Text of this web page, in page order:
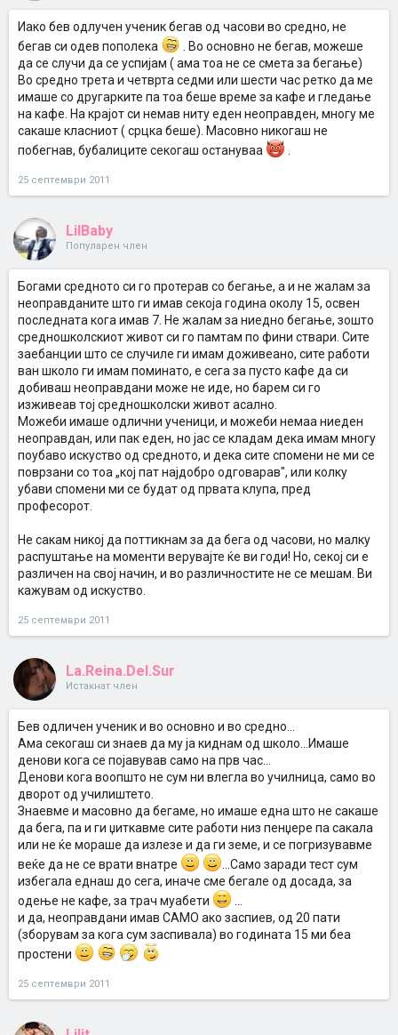
Иако бев одлучен ученик бегав од часови во средно, не
бегав си одев пополека
. Во основно не бегав, можеше
да се случи да се успијам ( ама тоа не се смета за бегање)
Во средно трета и четврта седми или шести час ретко да ме
имаше со другарките па тоа беше време за кафе и гледање
на кафе. На крајот си немав ниту еден неоправден, многу ме
сакаше класниот ( срцка беше). Масовно никогаш не
побегнав, бубалиците секогаш остануваа
25 септември 2011
LilBaby
Популарен член
Богами средното си го протерав со бегање, а и не жалам за
неоправданите што ги имав секоја година околу 15, освен
последната кога имав 7. Не жалам за ниедно бегање, зошто
средношколскиот живот си го памтам по фини ствари. Сите
заебанции што се случиле ги имам доживеано, сите работи
ван школо ги имам поминато, е сега за пусто кафе да си
добиваш неоправдани може не иде, но барем си го
изживеав тој средношколски живот асално.
Можеби имаше одлични ученици, и можеби немаа ниеден
неоправдан, или пак еден, но јас се кладам дека имам многу
поубаво искуство од средното, и дека сите спомени не ми се
поврзани со тоа „кој пат најдобро одговарав", или колку
убави спомени ми се будат од првата клупа, пред
професорот.
Не сакам никој да поттикнам за да бега од часови, но малку
распуштање на моменти верувајте ќе ви годи! Но, секој си е
различен на свој начин, и во различностите не се мешам. Ви
кажувам од искуство.
25 септември 2011
La.Reina.Del.Sur
Истакнат член
Бев одличен ученик и во основно и во средно...
Ама секогаш си знаев да му ја киднам од школо...Имаше
денови кога се појавував само на прв час...
Денови кога воопшто не сум ни влегла во училница, само во
дворот од училиштето.
Знаевме и масовно да бегаме, но имаше една што не сакаше
да бега, па и ги џиткавме сите работи низ пенџере па сакала
или не ќе мораше да излезе и да ги земе, и се погризувавме
веќе да не се врати внатре
...Само заради тест сум
избегала еднаш до сега, иначе сме бегале од досада, за
одење не кафе, за трач муабети
и да, неоправдани имав САМО ако заспиев, од 20 пати
(зборувам за кога сум заспивала) во годината 15 ми беа
простени
25 септември 2011